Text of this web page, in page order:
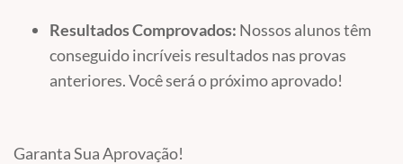
Resultados Comprovados: Nossos alunos têm
conseguido incríveis resultados nas provas
anteriores. Você será o próximo aprovado!
Garanta Sua Aprovação!